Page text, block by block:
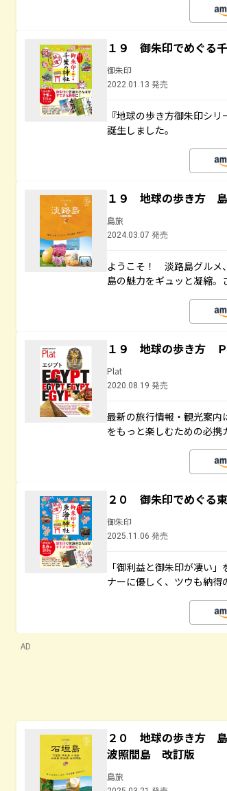
１９ 御朱印でめぐる
御朱印
2022.01.13 発売
『地球の歩き方御朱印シ
誕生しました。
１９ 地球の歩き方
島旅
2024.03.07 発売
ようこそ！ 淡路島グルメ
島の魅力をギュッと凝縮。
１９ 地球の歩き方
Plat
2020.08.19 発売
最新の旅行情報・観光案
をもっと楽しむための必携
２０ 御朱印でめぐる
御朱印
2025.11.06 発売
「御利益と御朱印が凄い
ナーに優しく、ツウも納得
AD
２０ 地球の歩き方
波照間島 改訂版
島旅